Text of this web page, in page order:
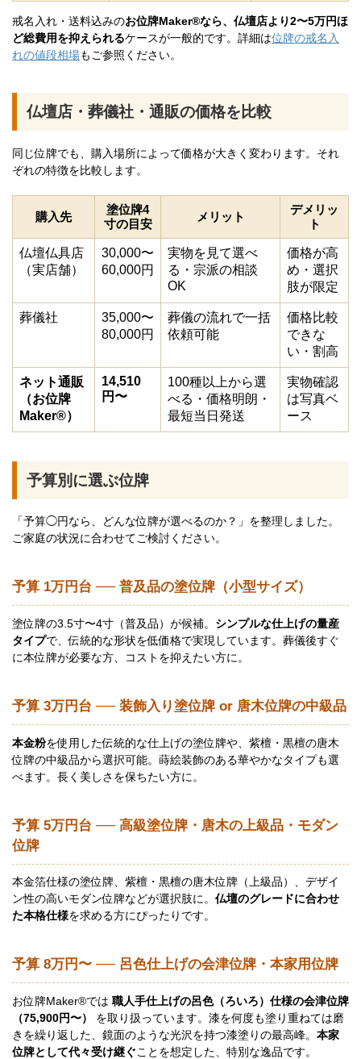
戒名入れ・送料込みのお位牌Maker®なら、仏壇店より2〜5万円ほ
ど総費用を抑えられるケースが一般的です。詳細は位牌の戒名入
れの値段相場もご参照ください。
仏壇店・葬儀社・通販の価格を比較
同じ位牌でも、購入場所によって価格が大きく変わります。それ
ぞれの特徴を比較します。
購入先
塗位牌4
寸の目安
メリット
デメリッ
ト
仏壇仏具店
（実店舗）
30,000〜
60,000円
実物を見て選べ
る・宗派の相談
OK
価格が高
め・選択
肢が限定
葬儀社
35,000〜
80,000円
葬儀の流れで一括
依頼可能
価格比較
できな
い・割高
ネット通販
（お位牌
Maker®）
14,510
円〜
100種以上から選
べる・価格明朗・
最短当日発送
実物確認
は写真ベ
ース
予算別に選ぶ位牌
「予算◯円なら、どんな位牌が選べるのか？」を整理しました。
ご家庭の状況に合わせてご検討ください。
予算 1万円台 ── 普及品の塗位牌（小型サイズ）
塗位牌の3.5寸〜4寸（普及品）が候補。 シンプルな仕上げの量産
タイプで、伝統的な形状を低価格で実現しています。葬儀後すぐ
に本位牌が必要な方、コストを抑えたい方に。
予算 3万円台 ── 装飾入り塗位牌 or 唐木位牌の中級品
本金粉を使用した伝統的な仕上げの塗位牌や、紫檀・黒檀の唐木
位牌の中級品から選択可能。蒔絵装飾のある華やかなタイプも選
べます。長く美しさを保ちたい方に。
予算 5万円台 ── 高級塗位牌・唐木の上級品・モダン
位牌
本金箔仕様の塗位牌、紫檀・黒檀の唐木位牌（上級品）、デザイ
ン性の高いモダン位牌などが選択肢に。 仏壇のグレードに合わせ
た本格仕様を求める方にぴったりです。
予算 8万円〜 ── 呂色仕上げの会津位牌・本家用位牌
お位牌Maker®では 職人手仕上げの呂色（ろいろ）仕様の会津位牌
（75,900円〜）
を取り扱っています。漆を何度も塗り重ねては磨
きを繰り返した、鏡面のような光沢を持つ漆塗りの最高峰。 本家
位牌として代々受け継ぐことを想定した、特別な逸品です。